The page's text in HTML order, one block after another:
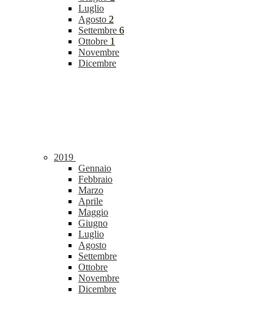
Luglio
Agosto 2
Settembre 6
Ottobre 1
Novembre
Dicembre
2019
Gennaio
Febbraio
Marzo
Aprile
Maggio
Giugno
Luglio
Agosto
Settembre
Ottobre
Novembre
Dicembre